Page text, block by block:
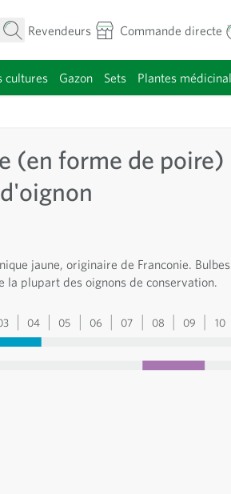
Revendeurs Commande directe
cultures Gazon Sets Plantes
(en forme de poire)
jaune, originaire de Franconie.
la plupart des oignons de conservation.
04 05 06 07 08 09 10